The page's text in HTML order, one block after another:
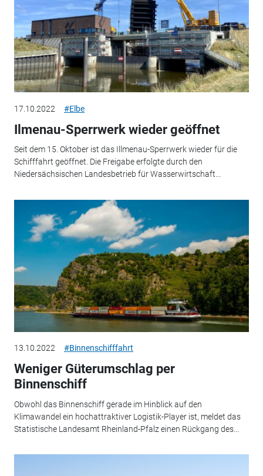
17.10.2022 #Elbe
Ilmenau-Sperrwerk wieder geöffnet
Seit dem 15. Oktober ist das Illmenau-Sperrwerk wieder für die
Schifffahrt geöffnet. Die Freigabe erfolgte durch den
Niedersächsischen Landesbetrieb für Wasserwirtschaft...
13.10.2022 #Binnenschifffahrt
Weniger Güterumschlag per
Binnenschiff
Obwohl das Binnenschiff gerade im Hinblick auf den
Klimawandel ein hochattraktiver Logistik-Player ist, meldet das
Statistische Landesamt Rheinland-Pfalz einen Rückgang des...